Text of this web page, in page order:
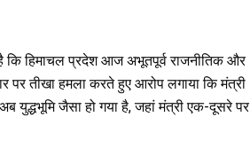
है कि हिमाचल प्रदेश आज अभूतपूर्व राजनीतिक और
तीखा हमला करते हुए आरोप लगाया कि मंत्री
जैसा हो गया है, जहां मंत्री एक-दूसरे पर